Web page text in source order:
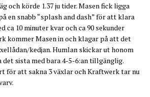
och körde 1.37 ju tider. Masen fick ligga
en snabb “splash and dash” för att klara
ca 10 minuter kvar och ca 90 sekunder
kommer Masen in och klagar på att det
kedjan. Humlan skickar ut honom
det sista med bara 4-5-6:an tillgänglig.
för att sakna 3 växlar och Kraftwerk tar nu